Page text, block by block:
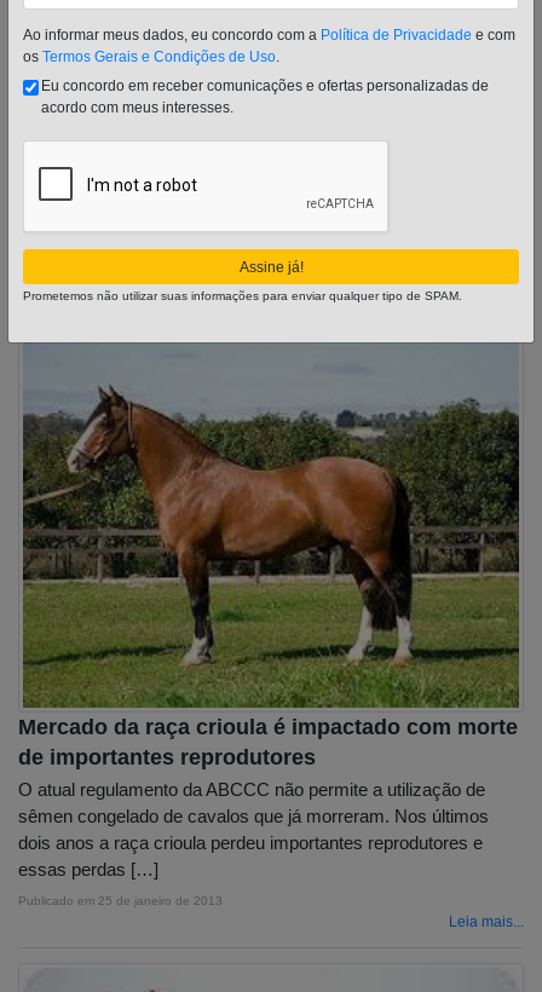
diferenciada, único no mundo a participar de prova de pelagem,
que julga as distintas cores dos animais é produto do
Leia mais...
Mercado da raça crioula é impactado com morte
de importantes reprodutores
O atual regulamento da ABCCC não permite a utilização de
sêmen congelado de cavalos que já morreram. Nos últimos
dois anos a raça crioula perdeu importantes reprodutores e
essas perdas […]
Publicado em 25 de janeiro de 2013
Leia mais...
Ao informar meus dados, eu concordo com a Política de Privacidade e com
os Termos Gerais e Condições de Uso.
Eu concordo em receber comunicações e ofertas personalizadas de
acordo com meus interesses.
Assine já!
Prometemos não utilizar suas informações para enviar qualquer tipo de SPAM.